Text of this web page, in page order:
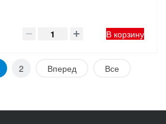
В корзину
2 Вперед Все